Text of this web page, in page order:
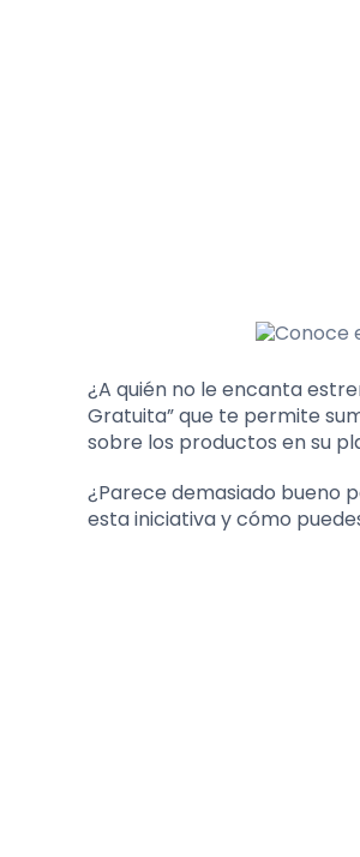
¿A quién no le encanta
Gratuita” que te permite
sobre los productos en su
¿Parece demasiado bueno
esta iniciativa y cómo